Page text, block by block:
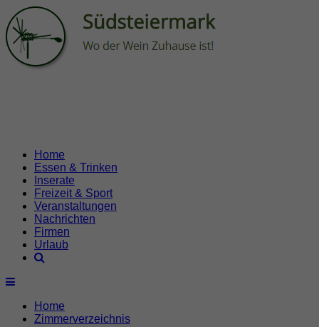
Home
Essen & Trinken
Inserate
Freizeit & Sport
Veranstaltungen
Nachrichten
Firmen
Urlaub
Home
Zimmerverzeichnis